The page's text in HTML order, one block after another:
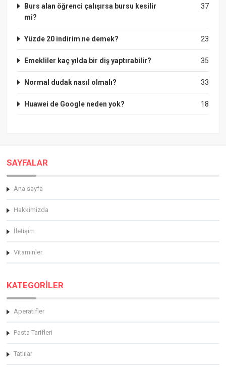
37
Burs alan öğrenci çalışırsa bursu kesilir
mi?
23
Yüzde 20 indirim ne demek?
35
Emekliler kaç yılda bir diş yaptırabilir?
33
Normal dudak nasıl olmalı?
18
Huawei de Google neden yok?
SAYFALAR
Ana sayfa
Hakkimizda
İletişim
Vitaminler
KATEGORİLER
Aperatifler
Pasta Tarifleri
Tatlılar